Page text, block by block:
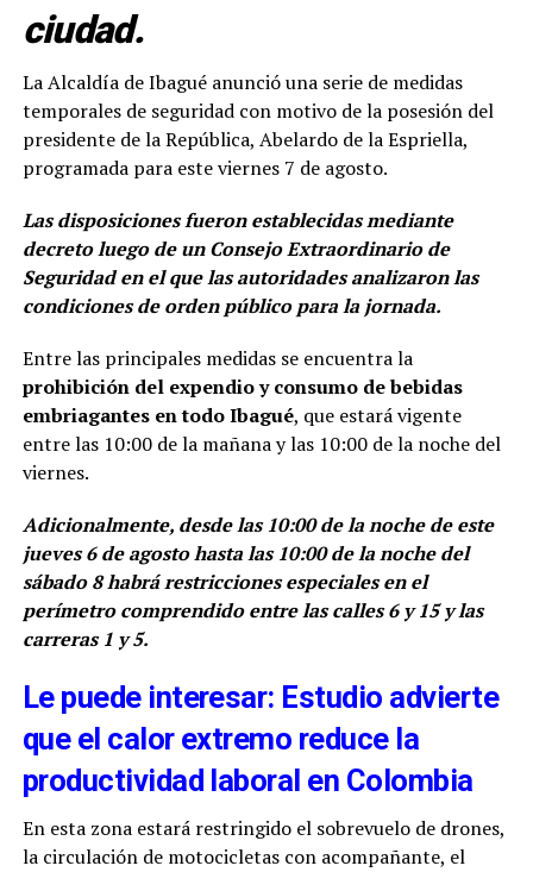
ciudad.
La Alcaldía de Ibagué anunció una serie de medidas
temporales de seguridad con motivo de la posesión del
presidente de la República, Abelardo de la Espriella,
programada para este viernes 7 de agosto.
Las disposiciones fueron establecidas mediante
decreto luego de un Consejo Extraordinario de
Seguridad en el que las autoridades analizaron las
condiciones de orden público para la jornada.
Entre las principales medidas se encuentra la
prohibición del expendio y consumo de bebidas
embriagantes en todo Ibagué, que estará vigente
entre las 10:00 de la mañana y las 10:00 de la noche del
viernes.
Adicionalmente, desde las 10:00 de la noche de este
jueves 6 de agosto hasta las 10:00 de la noche del
sábado 8 habrá restricciones especiales en el
perímetro comprendido entre las calles 6 y 15 y las
carreras 1 y 5.
Le puede interesar: Estudio advierte
que el calor extremo reduce la
productividad laboral en Colombia
En esta zona estará restringido el sobrevuelo de drones,
la circulación de motocicletas con acompañante, el